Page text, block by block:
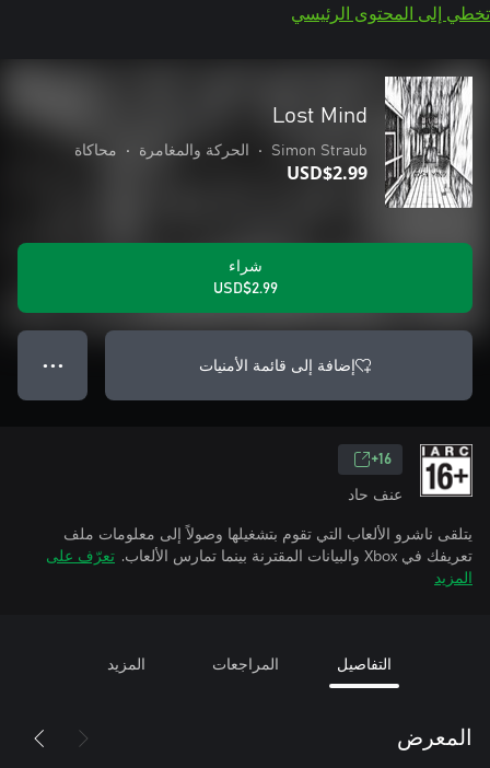
تخطي إلى المحتوى الرئيسي
Lost Mind
Simon Straub
• الحركة والمغامرة • محاكاة
USD$2.99
شراء
USD$2.99
إضافة إلى قائمة الأمنيات ● ● ●
16+
عنف حاد
يتلقى ناشرو الألعاب التي تقوم بتشغيلها وصولاً إلى معلومات ملف
تعريفك في Xbox والبيانات المقترنة بينما تمارس الألعاب.
تعرّف على
المزيد
التفاصيل المراجعات المزيد
المعرض